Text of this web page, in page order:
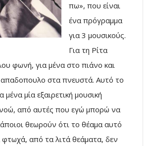
πω», που είναι
ένα πρόγραμμα
για 3 μουσικούς.
Για τη Ρίτα
φωνή, για μένα στο πιάνο και
στα πνευστά. Αυτό το
μένα μία εξαιρετική μουσική
από αυτές που εγώ μπορώ να
θεωρούν ότι το θέαμα αυτό
φτωχά, από τα λιτά θεάματα, δεν